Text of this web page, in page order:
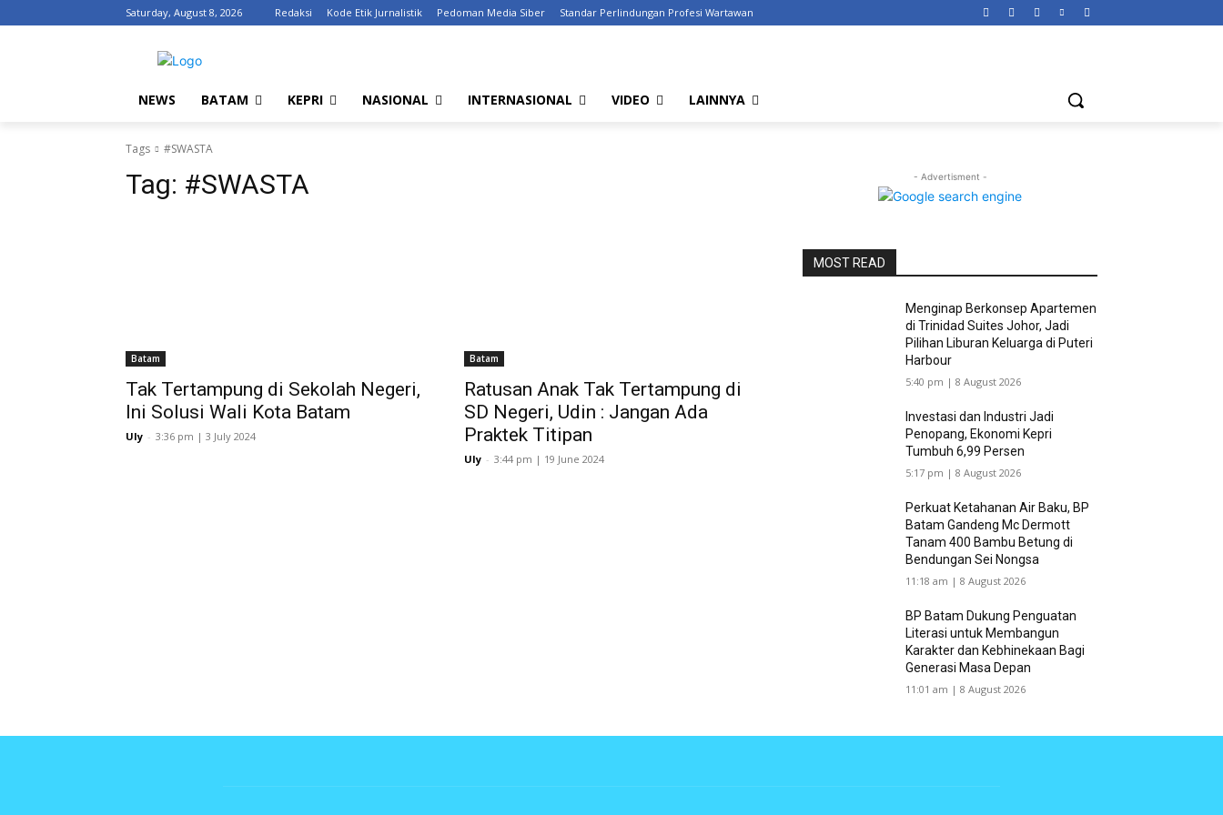
Saturday, August 8, 2026 Redaksi Kode Etik Jurnalistik Pedoman Media Siber Standar Perlindungan Profesi Wartawan
NEWS BATAM KEPRI NASIONAL INTERNASIONAL VIDEO LAINNYA
Tags #SWASTA
Tag: #SWASTA
Batam
Tak Tertampung di Sekolah Negeri,
Ini Solusi Wali Kota Batam
Uly - 3:36 pm | 3 July 2024
Batam
Ratusan Anak Tak Tertampung di
SD Negeri, Udin : Jangan Ada
Praktek Titipan
Uly - 3:44 pm | 19 June 2024
- Advertisment -
MOST READ
Menginap Berkonsep Apartemen
di Trinidad Suites Johor, Jadi
Pilihan Liburan Keluarga di Puteri
Harbour
5:40 pm | 8 August 2026
Investasi dan Industri Jadi
Penopang, Ekonomi Kepri
Tumbuh 6,99 Persen
5:17 pm | 8 August 2026
Perkuat Ketahanan Air Baku, BP
Batam Gandeng Mc Dermott
Tanam 400 Bambu Betung di
Bendungan Sei Nongsa
11:18 am | 8 August 2026
BP Batam Dukung Penguatan
Literasi untuk Membangun
Karakter dan Kebhinekaan Bagi
Generasi Masa Depan
11:01 am | 8 August 2026